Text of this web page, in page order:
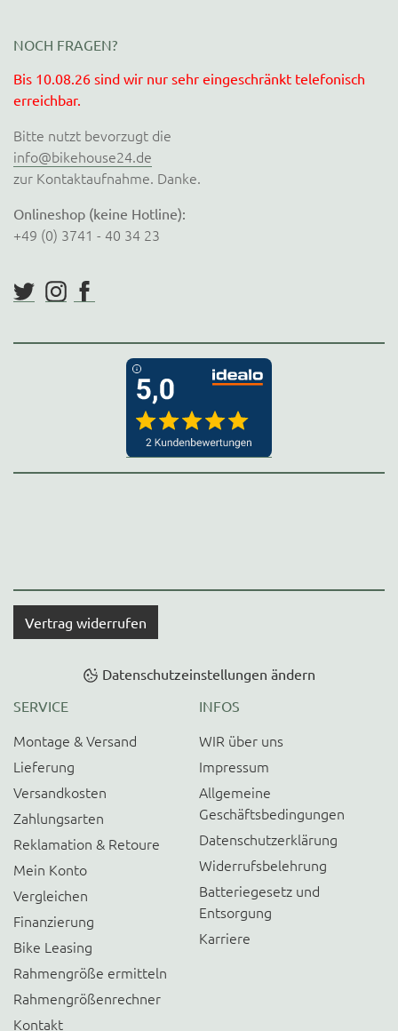
NOCH FRAGEN?
Bis 10.08.26 sind wir nur sehr eingeschränkt telefonisch
erreichbar.
Bitte nutzt bevorzugt die
info@bikehouse24.de
zur Kontaktaufnahme. Danke.
Onlineshop (keine Hotline):
+49 (0) 3741 - 40 34 23
Vertrag widerrufen
Datenschutzeinstellungen ändern
SERVICE
Montage & Versand
Lieferung
Versandkosten
Zahlungsarten
Reklamation & Retoure
Mein Konto
Vergleichen
Finanzierung
Bike Leasing
Rahmengröße ermitteln
Rahmengrößenrechner
Kontakt
INFOS
WIR über uns
Impressum
Allgemeine
Geschäftsbedingungen
Datenschutzerklärung
Widerrufsbelehrung
Batteriegesetz und
Entsorgung
Karriere